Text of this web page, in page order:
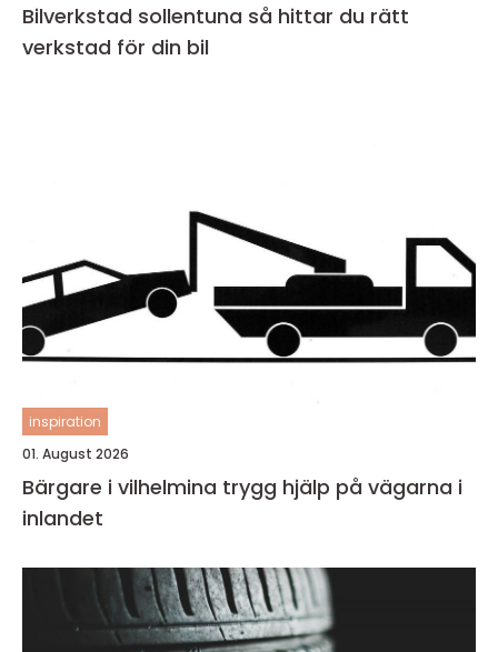
Bilverkstad sollentuna så hittar du rätt
verkstad för din bil
inspiration
01. August 2026
Bärgare i vilhelmina trygg hjälp på vägarna i
inlandet